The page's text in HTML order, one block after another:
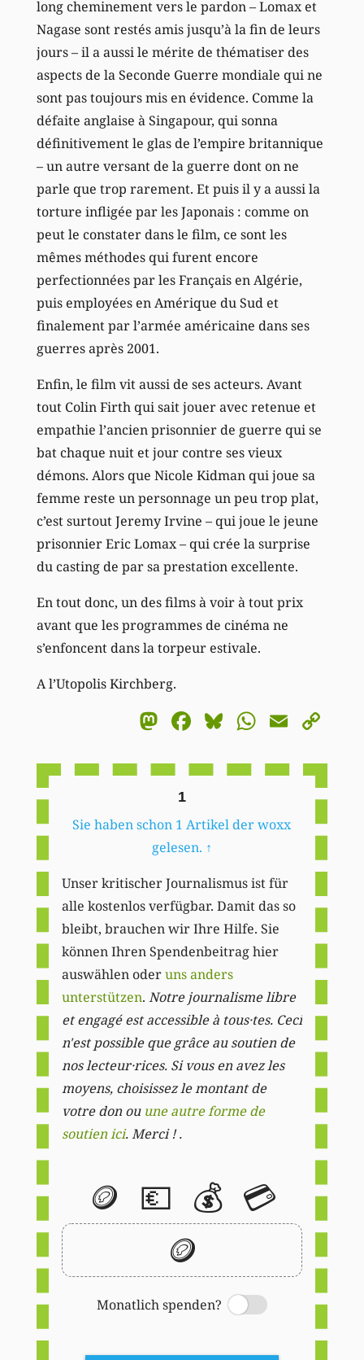
long cheminement vers le pardon – Lomax et
Nagase sont restés amis jusqu’à la fin de leurs
jours – il a aussi le mérite de thématiser des
aspects de la Seconde Guerre mondiale qui ne
sont pas toujours mis en évidence. Comme la
défaite anglaise à Singapour, qui sonna
définitivement le glas de l’empire britannique
– un autre versant de la guerre dont on ne
parle que trop rarement. Et puis il y a aussi la
torture infligée par les Japonais : comme on
peut le constater dans le film, ce sont les
mêmes méthodes qui furent encore
perfectionnées par les Français en Algérie,
puis employées en Amérique du Sud et
finalement par l’armée américaine dans ses
guerres après 2001.
Enfin, le film vit aussi de ses acteurs. Avant
tout Colin Firth qui sait jouer avec retenue et
empathie l’ancien prisonnier de guerre qui se
bat chaque nuit et jour contre ses vieux
démons. Alors que Nicole Kidman qui joue sa
femme reste un personnage un peu trop plat,
c’est surtout Jeremy Irvine – qui joue le jeune
prisonnier Eric Lomax – qui crée la surprise
du casting de par sa prestation excellente.
En tout donc, un des films à voir à tout prix
avant que les programmes de cinéma ne
s’enfoncent dans la torpeur estivale.
A l’Utopolis Kirchberg.
Mastodon
Facebook
BlueskyEmail
1
Sie haben schon 1 Artikel der woxx
gelesen. ↑
Unser kritischer Journalismus ist für
alle kostenlos verfügbar. Damit das so
bleibt, brauchen wir Ihre Hilfe. Sie
können Ihren Spendenbeitrag hier
auswählen oderuns anders
unterstützen. Notre journalisme libre
et engagé est accessible à tous·tes. Ceci
n'est possible que grâce au soutien de
nos lecteur·rices. Si vous en avez les
moyens, choisissez le montant de
votre don ou une autre forme de
soutien ici. Merci ! .
🪙 💶 💰 💳
🪙
Monatlich spenden?
Switch